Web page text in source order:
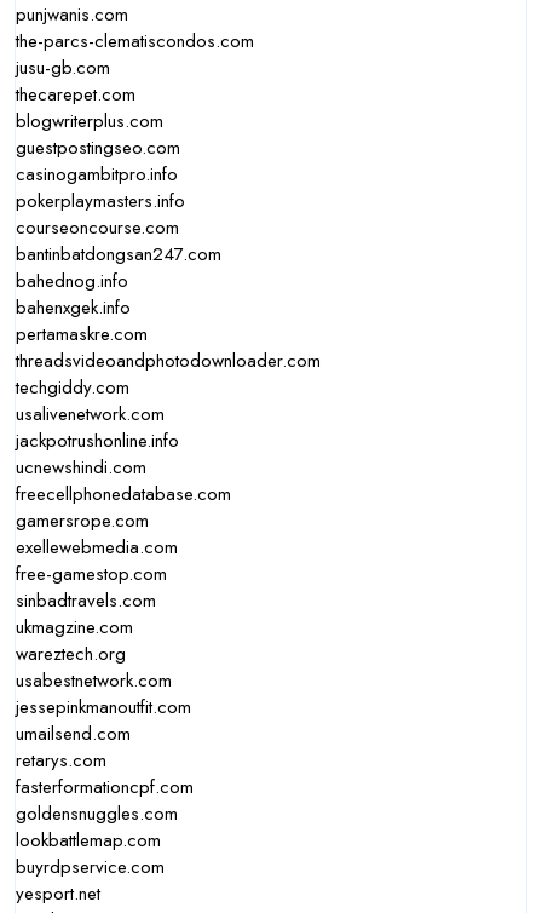
punjwanis.com
the-parcs-clematiscondos.com
jusu-gb.com
thecarepet.com
blogwriterplus.com
guestpostingseo.com
casinogambitpro.info
pokerplaymasters.info
courseoncourse.com
bantinbatdongsan247.com
bahednog.info
bahenxgek.info
pertamaskre.com
threadsvideoandphotodownloader.com
techgiddy.com
usalivenetwork.com
jackpotrushonline.info
ucnewshindi.com
freecellphonedatabase.com
gamersrope.com
exellewebmedia.com
free-gamestop.com
sinbadtravels.com
ukmagzine.com
wareztech.org
usabestnetwork.com
jessepinkmanoutfit.com
umailsend.com
retarys.com
fasterformationcpf.com
goldensnuggles.com
lookbattlemap.com
buyrdpservice.com
yesport.net